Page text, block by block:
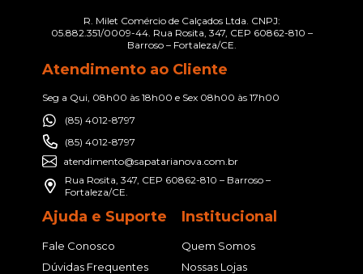
R. Milet Comércio de Calçados Ltda. CNPJ:
05.882.351/0009-44. Rua Rosita, 347, CEP 60862-810 –
Barroso – Fortaleza/CE.
Atendimento ao Cliente
Seg a Qui, 08h00 às 18h00 e Sex 08h00 às 17h00
(85) 4012-8797
(85) 4012-8797
atendimento@sapatarianova.com.br
Rua Rosita, 347, CEP 60862-810 – Barroso –
Fortaleza/CE.
Ajuda e Suporte
Fale Conosco
Dúvidas Frequentes
Institucional
Quem Somos
Nossas Lojas